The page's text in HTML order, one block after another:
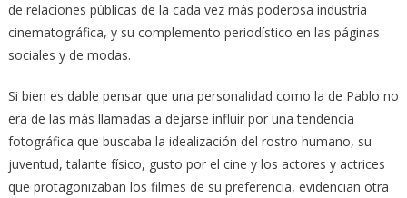
de relaciones públicas de la cada vez más poderosa industria
cinematográfica, y su complemento periodístico en las páginas
sociales y de modas.
Si bien es dable pensar que una personalidad como la de Pablo no
era de las más llamadas a dejarse influir por una tendencia
fotográfica que buscaba la idealización del rostro humano, su
juventud, talante físico, gusto por el cine y los actores y actrices
que protagonizaban los filmes de su preferencia, evidencian otra